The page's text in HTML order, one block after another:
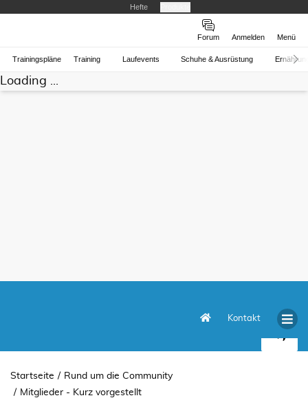
Hefte
Forum Anmelden Menü
Trainingspläne Training Laufevents Schuhe & Ausrüstung
Loading ...
Kontakt
Startseite
Rund um die Community
Mitglieder - Kurz vorgestellt